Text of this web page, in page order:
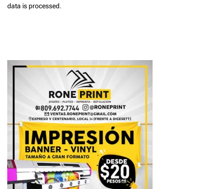
data is processed.